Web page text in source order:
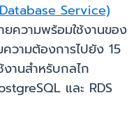
Service)
ยความพร้อมใช้งานของ
วามต้องการไปยัง 15
งานสำหรับกลไก
และ RDS